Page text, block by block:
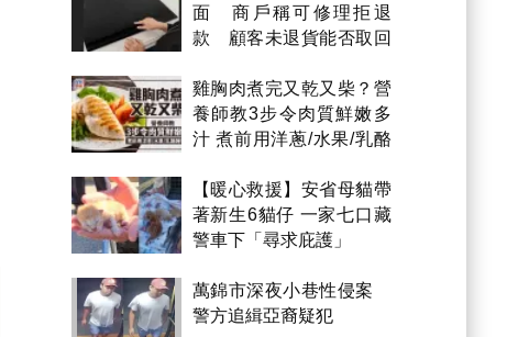
面 商戶稱可修理拒退
款 顧客未退貨能否取回
雞胸肉煮完又乾又柴？營
養師教3步令肉質鮮嫩多
汁 煮前用洋蔥/水果/乳酪
【暖心救援】安省母貓帶
著新生6貓仔 一家七口藏
警車下「尋求庇護」
萬錦市深夜小巷性侵案
警方追緝亞裔疑犯